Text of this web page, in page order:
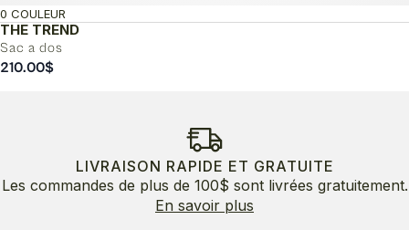
THE TREND
Sac a dos
0 COULEUR
210.00$
LIVRAISON RAPIDE ET GRATUITE
Les commandes de plus de 100$ sont livrées gratuitement.
En savoir plus